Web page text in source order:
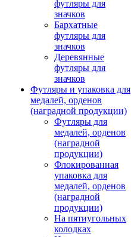
футляры для
значков
Бархатные
футляры для
значков
Деревянные
футляры для
значков
Футляры и упаковка для
медалей, орденов
(наградной продукции)
Футляры для
медалей, орденов
(наградной
продукции)
Флокированная
упаковка для
медалей, орденов
(наградной
продукции)
На пятиугольных
колодках